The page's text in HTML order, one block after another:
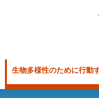
生物多様性のために行動